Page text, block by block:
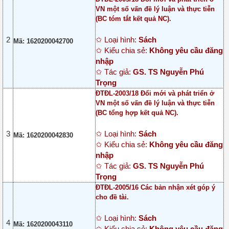
2 Mã: 1620200042700
VN một số vấn đề lý luận và thực tiễn
(BC tóm tắt kết quả NC).
✩ Loại hình: Sách
✩ Kiểu chia sẻ: Không yêu cầu đăng
nhập
✩ Tác giả: GS. TS Nguyễn Phú
Trọng
3 Mã: 1620200042830
ĐTĐL-2003/18 Đổi mới và phát triển ở
VN một số vấn đề lý luận và thực tiễn
(BC tổng hợp kết quả NC).
✩ Loại hình: Sách
✩ Kiểu chia sẻ: Không yêu cầu đăng
nhập
✩ Tác giả: GS. TS Nguyễn Phú
Trọng
4 Mã: 1620200043110
ĐTĐL-2005/16 Các bản nhận xét góp ý
cho đề tài.
✩ Loại hình: Sách